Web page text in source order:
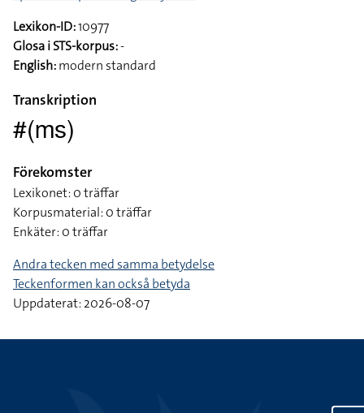
Lexikon-ID:10977
Glosa i STS-korpus:-
English:modern standard
Transkription
#(ms)
Förekomster
Lexikonet: 0 träffar
Korpusmaterial: 0 träffar
Enkäter: 0 träffar
Andra tecken med samma betydelse
Teckenformen kan också betyda
Uppdaterat: 2026-08-07